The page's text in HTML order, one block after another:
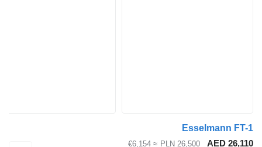
Esselmann
AED
PLN 26,500
≈ €6,154